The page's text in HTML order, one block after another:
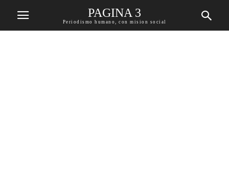
PAGINA 3
Periodismo humano, con mision social